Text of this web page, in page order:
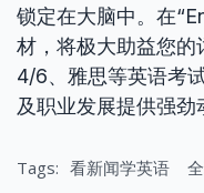
锁定在大脑中。在
材，将极大助益您
4/6、雅思等英语考
及职业发展提供强劲
Tags: 看新闻学英语